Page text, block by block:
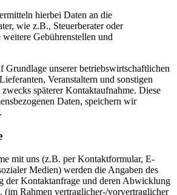
hierbei Daten an die
wie z.B., Steuerberater oder
Gebührenstellen und
Grundlage unserer betriebswirtschaftlichen
Veranstaltern und sonstigen
späterer Kontaktaufnahme. Diese
Daten, speichern wir
mit uns (z.B. per Kontaktformular, E-
Medien) werden die Angaben des
der Kontaktanfrage und deren Abwicklung
(im Rahmen vertraglicher-/vorvertraglicher